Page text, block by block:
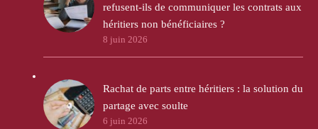
refusent-ils de communiquer les contrats aux
héritiers non bénéficiaires ?
8 juin 2026
Rachat de parts entre héritiers : la solution du
partage avec soulte
6 juin 2026